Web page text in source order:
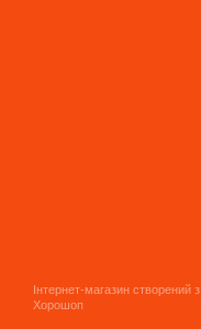
Інтернет-магазин створений з
Хорошоп